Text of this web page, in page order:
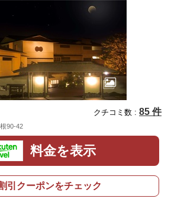
クチコミ数 : 85 件
90-42
料金を表示
引クーポンをチェック